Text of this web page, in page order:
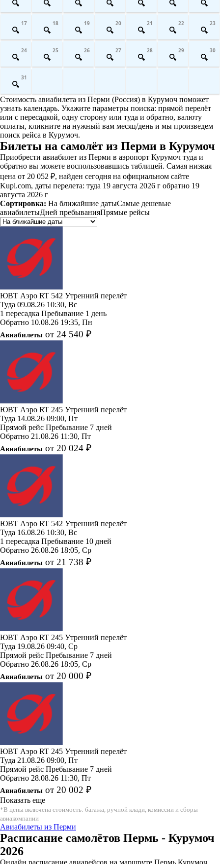
17 18 19 20 21 22 23
24 25 26 27 28 29 30
31
Стоимость авиабилета из Перми (Россия) в Курумоч поможет
узнать календарь. Укажите параметры поиска: прямой перелёт
или с пересадкой, одну сторону или туда и обратно, валюту
оплаты, кликните на нужный вам месяц/день и мы произведем
поиск рейса в Курумоч.
Билеты на самолёт из Перми в Курумоч
Приобрести авиабилет из Перми в аэропорт Курумоч туда и
обратно вы можете воспользовавшись таблицей. Самая низкая
цена от 20 052 ₽, найден сегодня на официальном сайте
Kupi.com, даты перелета: туда 19 августа 2026 г обратно 19
августа 2026 г
Сортировка: На ближайшие датыСамые дешевые
авиабилетыДней пребыванияПрямые рейсы
ЮВТ Аэро RT 542 Утренний перелёт
Туда 09.08.26 10:30, Вс
1 пересадка Пребывание 1 день
Обратно 10.08.26 19:35, Пн
Авиабилеты от 24 540 ₽
ЮВТ Аэро RT 245 Утренний перелёт
Туда 14.08.26 09:00, Пт
Прямой рейс Пребывание 7 дней
Обратно 21.08.26 11:30, Пт
Авиабилеты от 20 024 ₽
ЮВТ Аэро RT 542 Утренний перелёт
Туда 16.08.26 10:30, Вс
1 пересадка Пребывание 10 дней
Обратно 26.08.26 18:05, Ср
Авиабилеты от 21 738 ₽
ЮВТ Аэро RT 245 Утренний перелёт
Туда 19.08.26 09:40, Ср
Прямой рейс Пребывание 7 дней
Обратно 26.08.26 18:05, Ср
Авиабилеты от 20 000 ₽
ЮВТ Аэро RT 245 Утренний перелёт
Туда 21.08.26 09:00, Пт
Прямой рейс Пребывание 7 дней
Обратно 28.08.26 11:30, Пт
Авиабилеты от 20 002 ₽
Показать еще
*В цены включена стоимость: багажа, ручной клади, комиссии и сборы
авиакомпании
Авиабилеты из Перми
Расписание самолётов Пермь - Курумоч
2026
Онлайн расписание авиарейсов на маршруте Пермь Курумоч